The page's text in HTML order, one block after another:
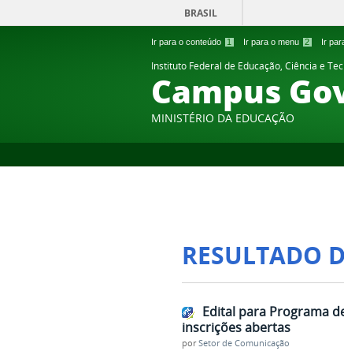
Ir para o conteúdo 1 Ir para o menu 2 Ir
BRASIL
Instituto Federal de Educação, Ciência e
Campus
MINISTÉRIO DA EDUCAÇÃO
RESULTADO
Edital para Programa
inscrições abertas
porSetor de Comunicação